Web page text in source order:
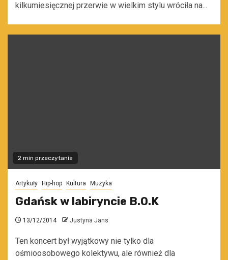
kilkumiesięcznej przerwie w wielkim stylu wróciła na...
2 min przeczytania
Artykuły Hip-hop Kultura Muzyka
Gdańsk w labiryncie B.O.K
13/12/2014 Justyna Jans
Ten koncert był wyjątkowy nie tylko dla
ośmioosobowego kolektywu, ale również dla